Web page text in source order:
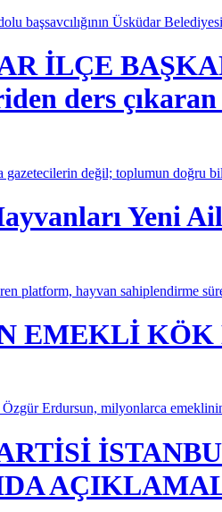
başsavcılığının Üsküdar
İLÇE
ders
gazetecilerin değil; toplumun doğru
Yeni
platform, hayvan sahiplendirme
EMEKLİ KÖK
Erdursun, milyonlarca